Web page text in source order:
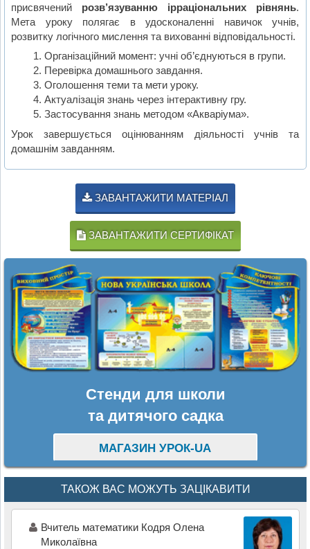
присвячений розв’язуванню ірраціональних рівнянь.
Мета уроку полягає в удосконаленні навичок учнів,
розвитку логічного мислення та вихованні відповідальності.
Організаційний момент: учні об’єднуються в групи.
Перевірка домашнього завдання.
Оголошення теми та мети уроку.
Актуалізація знань через інтерактивну гру.
Застосування знань методом «Акваріума».
Урок завершується оцінюванням діяльності учнів та
домашнім завданням.
ЗАВАНТАЖИТИ МАТЕРІАЛ
ЗАВАНТАЖИТИ СЕРТИФІКАТ
Стенди для школи
та дитячого садка
МАГАЗИН УРОК-UA
ТАКОЖ ВАС МОЖУТЬ ЗАЦІКАВИТИ
Вчитель математики Кодря Олена
Миколаївна